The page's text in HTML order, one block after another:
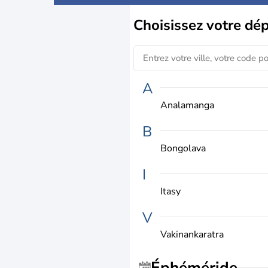
Choisissezvotre
A
Analamanga
B
Bongolava
I
Itasy
V
Vakinankaratra